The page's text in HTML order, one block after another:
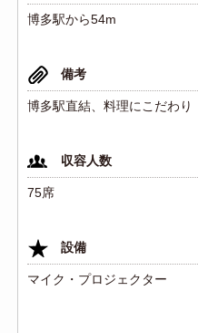
博多駅から54m
備考
博多駅直結、料理にこだわり
収容人数
75席
設備
マイク・プロジェクター